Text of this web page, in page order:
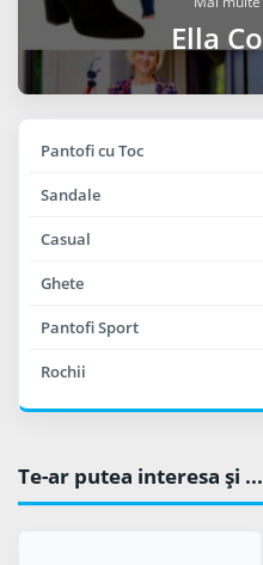
Ella
Pantofi cu Toc
Sandale
Casual
Ghete
Pantofi Sport
Rochii
Te-ar putea interesa şi ...